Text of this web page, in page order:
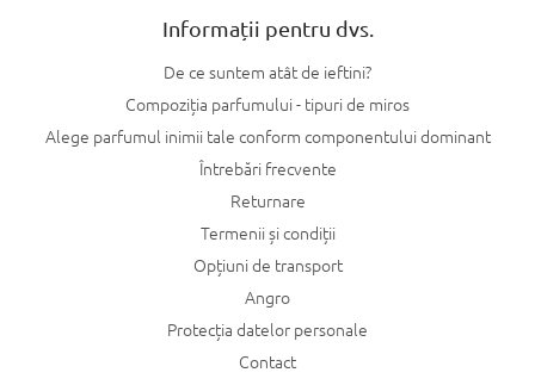
Informații pentru dvs.
De ce suntem atât de ieftini?
Compoziția parfumului - tipuri de miros
Alege parfumul inimii tale conform componentului dominant
Întrebări frecvente
Returnare
Termenii și condiții
Opțiuni de transport
Angro
Protecția datelor personale
Contact